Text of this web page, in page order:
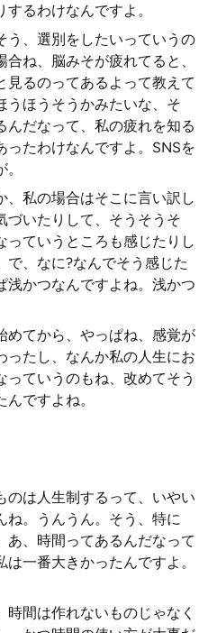
るわけなんですよ。
う、選別をしたいっていうの
ね、脳みそが疲れてると、
見るのってあるよって教えて
うほうそうかみたいな、そ
んだなって、私の疲れを知る
ったわけなんですよ。SNSを
、私の場合はそこに言い訳し
づいたりして、そうそうそ
っていうところも感じたりし
で、なに?なんでそう感じた
浅かつなんですよね。浅かつ
めてから、やっぱね、感覚が
ったし、なんか私の人生にお
っていうのもね、改めてそう
ですよね。
のは人生制するって、いやい
ね。うんうん。そう、特に
あ、時間ってあるんだなって
一番大きかったんですよ。
間は作れないものじゃなく